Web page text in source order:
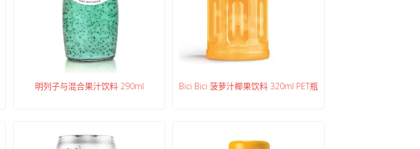
明列子与混合果汁饮料 290ml Bici Bici 菠萝汁椰果饮料 320ml PET瓶